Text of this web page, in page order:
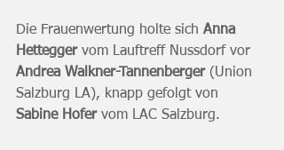
Die Frauenwertung holte sich Anna
Hettegger vom Lauftreff Nussdorf vor
Andrea Walkner-Tannenberger (Union
Salzburg LA), knapp gefolgt von
Sabine Hofer vom LAC Salzburg.